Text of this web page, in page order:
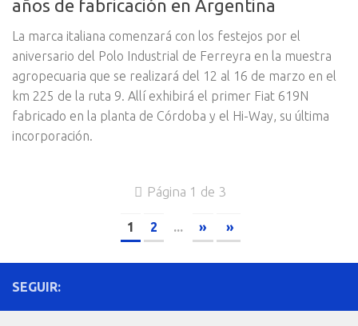
años de fabricación en Argentina
La marca italiana comenzará con los festejos por el
aniversario del Polo Industrial de Ferreyra en la muestra
agropecuaria que se realizará del 12 al 16 de marzo en el
km 225 de la ruta 9. Allí exhibirá el primer Fiat 619N
fabricado en la planta de Córdoba y el Hi-Way, su última
incorporación.
Página 1 de 3
1 2 ... » »
SEGUIR: